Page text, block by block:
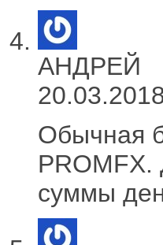
АНДРЕЙ
Обычная
суммы